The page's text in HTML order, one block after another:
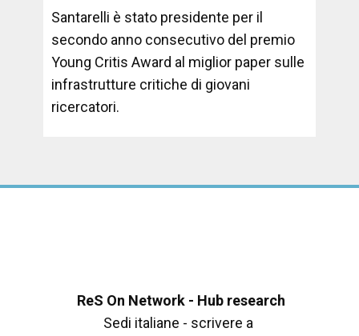
Santarelli è stato presidente per il
secondo anno consecutivo del premio
Young Critis Award al miglior paper sulle
infrastrutture critiche di giovani
ricercatori.
ReS On Network - Hub research
Sedi italiane - scrivere a